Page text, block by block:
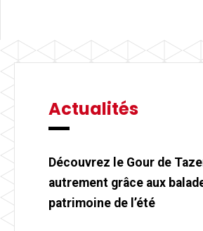
Actualités
Découvrez le Gour de
autrement grâce aux
patrimoine de l’été